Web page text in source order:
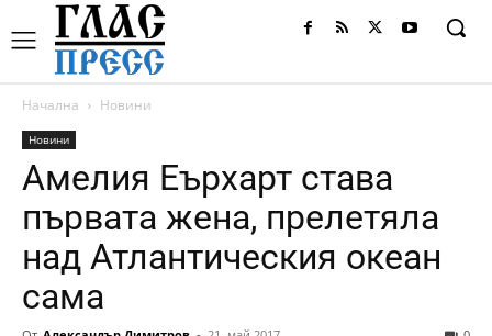
Начална Новини
Новини
Амелия Еърхарт става
първата жена, прелетяла
над Атлантическия океан
сама